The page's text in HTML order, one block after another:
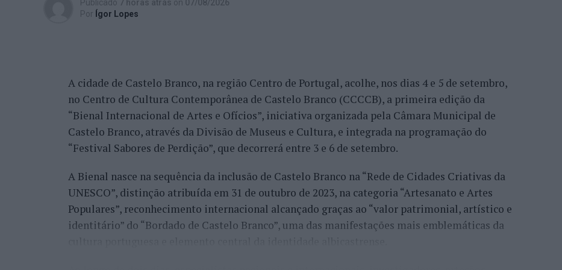
edição, ambos alcançando os quartos de final. Torres assinou um dos resultados mais
Já Jaime Faria venceu o peruano Gonzalo Bueno e o neerlandês Botic van de Zandschulp,
alcançando também os quartos de final, onde acabou eliminado pelo italiano Luciano
Darderi, num encontro decidido em três sets.
Nuno Borges, principal representante nacional no quadro principal, iniciou a participação
segunda ronda pelo argentino Román Andrés Burruchaga, num encontro disputado em três
sets.
Henrique Rocha e Frederico Ferreira Silva despediram-se na ronda inaugural. Rocha foi
afastado pelo espanhol Pedro Martínez, enquanto Ferreira Silva discutiu a passagem à
Publicado 7 horas atrás on 07/08/2026
Por Ígor Lopes
A cidade de Castelo Branco, na região Centro de Portugal, acolhe, nos dias 4 e 5 de setembro,
no Centro de Cultura Contemporânea de Castelo Branco (CCCCB), a primeira edição da
“Bienal Internacional de Artes e Ofícios”, iniciativa organizada pela Câmara Municipal de
Castelo Branco, através da Divisão de Museus e Cultura, e integrada na programação do
“Festival Sabores de Perdição”, que decorrerá entre 3 e 6 de setembro.
A Bienal nasce na sequência da inclusão de Castelo Branco na “Rede de Cidades Criativas da
UNESCO”, distinção atribuída em 31 de outubro de 2023, na categoria “Artesanato e Artes
Populares”, reconhecimento internacional alcançado graças ao “valor patrimonial, artístico e
identitário” do “Bordado de Castelo Branco”, uma das manifestações mais emblemáticas da